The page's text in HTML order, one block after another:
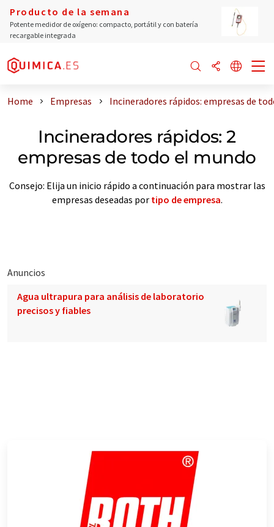
Producto de la semana
Potente medidor de oxígeno: compacto, portátil y con batería
recargable integrada
Home Empresas Incineradores rápidos: empresas de
Incineradores rápidos: 2
empresas de todo el mundo
Consejo: Elija un inicio rápido a continuación para mostrar las
empresas deseadas por tipo de empresa.
Anuncios
Agua ultrapura para análisis de laboratorio
precisos y fiables